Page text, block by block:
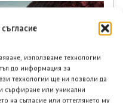
използваме технологии
до информация за
технологии ще ни позволи да
сърфиране или уникални
на съгласие или оттеглянето му
RX: Новият
кросоувър с
к.с. и облик,
от Ферари